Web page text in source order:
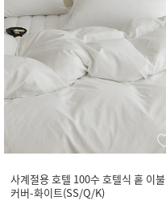
사계절용 호텔 100수 호텔식 홑 이불
커버-화이트(SS/Q/K)